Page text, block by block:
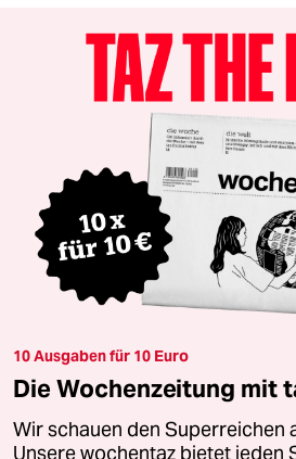
10 Ausgaben für 10 Euro
Die Wochenzeitung mit
Wir schauen den Superreichen
Unsere wochentaz bietet jeden